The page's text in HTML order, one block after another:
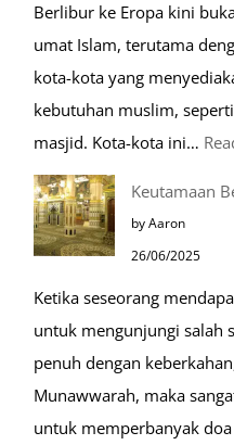
Masjid
Nabawi
Berlibur ke Eropa kini
umat Islam, terutama
kota-kota yang
kebutuhan muslim,
masjid. Kota-kota ini…
Keutamaan
by Aaron
26/06/2025
Ketika seseorang
untuk mengunjungi salah
penuh dengan
Munawwarah, maka
untuk memperbanyak